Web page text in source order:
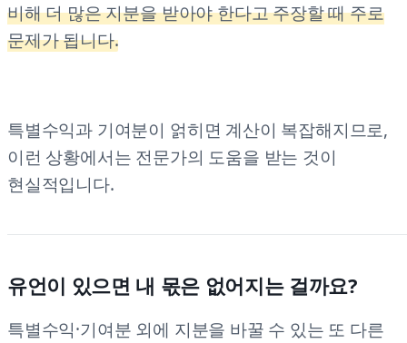
비해 더 많은 지분을 받아야 한다고 주장할 때 주로
문제가 됩니다.
특별수익과 기여분이 얽히면 계산이 복잡해지므로,
이런 상황에서는 전문가의 도움을 받는 것이
현실적입니다.
유언이 있으면 내 몫은 없어지는 걸까요?
특별수익·기여분 외에 지분을 바꿀 수 있는 또 다른